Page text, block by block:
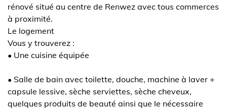
rénové situé au centre de Renwez avec tous commerces
à proximité.
Le logement
Vous y trouverez :
• Une cuisine équipée
• Salle de bain avec toilette, douche, machine à laver +
capsule lessive, sèche serviettes, sèche cheveux,
quelques produits de beauté ainsi que le nécessaire